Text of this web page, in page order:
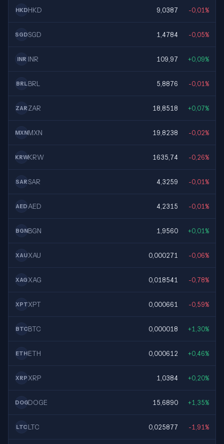
HKDHKD 9,0387 -0,01%
SGDSGD 1,4784 -0,05%
INR INR 109,97 +0,09%
BRL BRL 5,8876 -0,01%
ZAR ZAR 18,8518 +0,07%
MXNMXN 19,8238 -0,02%
KRWKRW 1635,74 -0,26%
SARSAR 4,3259 -0,01%
AED AED 4,2315 -0,01%
BGNBGN 1,9560 +0,01%
XAUXAU 0,000271 -0,06%
XAG XAG 0,018541 -0,78%
XPTXPT 0,000661 -0,59%
BTCBTC 0,000018 +1,30%
ETHETH 0,000612 +0,46%
XRP XRP 1,0384 +0,20%
DOGDOGE 15,6890 +1,35%
LTC LTC 0,025877 -1,91%